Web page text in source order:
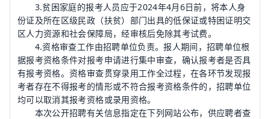
3.贫困家庭的报考人员应于2024年4月6日前，将本人身
份证及所在区级民政（扶贫）部门出具的低保证或特困证明交
区人力资源和社会保障局，经审核后免除其考试费。
4.资格审查工作由招聘单位负责。报人期间，招聘单位根
据报考资格条件对报考申请进行集中审查，确认报考者是否具
有报考资格。资格审查贯穿录用工作全过程，在各环节发现报
考者存在不得报考的情形或不符合报考资格条件的，招聘单位
均可以取消其报考资格或录用资格。
本次公开招聘有关信息指定在下列网站公布，供应聘者查